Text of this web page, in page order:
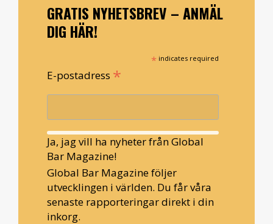
GRATIS NYHETSBREV – ANMÄL
DIG HÄR!
* indicates required
E-postadress *
Ja, jag vill ha nyheter från Global
Bar Magazine!
Global Bar Magazine följer
utvecklingen i världen. Du får våra
senaste rapporteringar direkt i din
inkorg.